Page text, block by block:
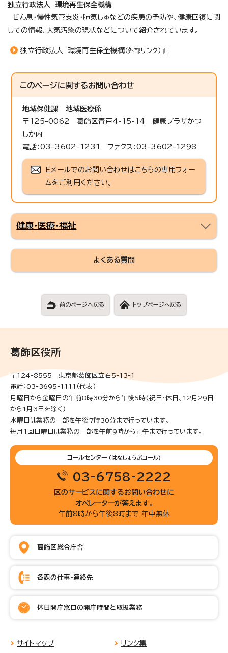
独立行政法人 環境再生保全機構
ぜん息・慢性気管支炎・肺気しゅなどの疾患の予防や、健康回復に関
しての情報、大気汚染の現状などについて紹介されています。
独立行政法人 環境再生保全機構（外部リンク）
このページに関するお問い合わせ
地域保健課
地域医療係
〒125-0062 葛飾区青戸4-15-14 健康プラザかつ
しか内
電話：03-3602-1231 ファクス：03-3602-1298
Eメールでのお問い合わせはこちらの専用フォー
ムをご利用ください。
健康・医療・福祉
よくある質問
前のページへ戻る トップページへ戻る
葛飾区役所
〒124-8555 東京都葛飾区立石5-13-1
電話：03-3695-1111（代表）
月曜日から金曜日の午前8時30分から午後5時(祝日・休日、12月29日
から1月3日を除く)
水曜日は業務の一部を午後7時30分まで行っています。
毎月1回日曜日は業務の一部を午前9時から正午まで行っています。
コールセンター (はなしょうぶコール)
03-6758-2222
区のサービスに関するお問い合わせに
オペレーターが答えます。
午前8時から午後8時まで 年中無休
葛飾区総合庁舎
各課の仕事・連絡先
休日開庁窓口の開庁時間と取扱業務
サイトマップ リンク集